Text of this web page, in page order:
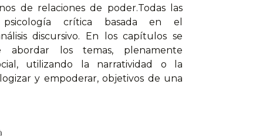
de relaciones de poder.Todas las
crítica basada en el
discursivo. En los capítulos se
abordar los temas, plenamente
utilizando la narratividad o la
y empoderar, objetivos de una